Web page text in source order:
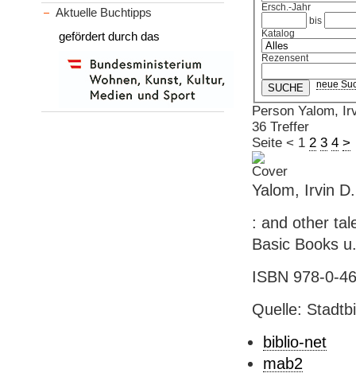
Ersch.-Jahr
bis
Katalog
Rezensent
neue
Person Yalom,
36 Treffer
Seite < 1 2 3 4 >
Yalom, Irvin
: and other
Basic Books
ISBN 978-0-
Quelle:
biblio-net
mab2
Aktuelle Buchtipps
gefördert durch das